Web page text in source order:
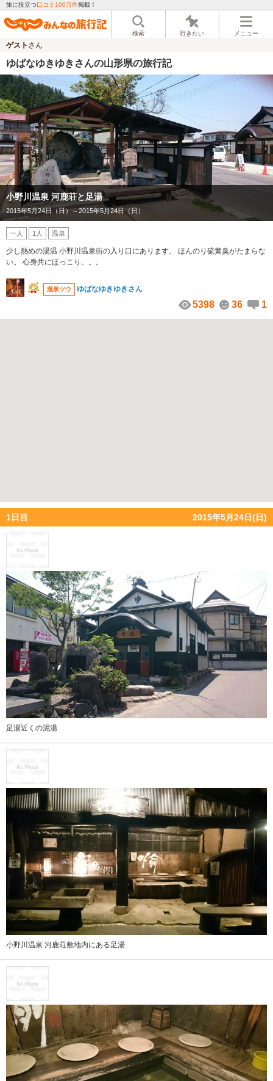
旅に役立つ口コミ100万件掲載！
検索 行きたい メニュー
ゲスト さん
ゆばなゆきゆきさんの山形県の旅行記
小野川温泉 河鹿荘と足湯
2015年5月24日（日）～2015年5月24日（日）
一人 1人 温泉
少し熱めの湯温 小野川温泉街の入り口にあります。 ほんのり硫黄臭がたまらな
い。 心身共にほっこり。。。
温泉ツウ ゆばなゆきゆきさん
5398 36 1
1日目 2015年5月24日(日)
足湯近くの泥湯
小野川温泉 河鹿荘敷地内にある足湯